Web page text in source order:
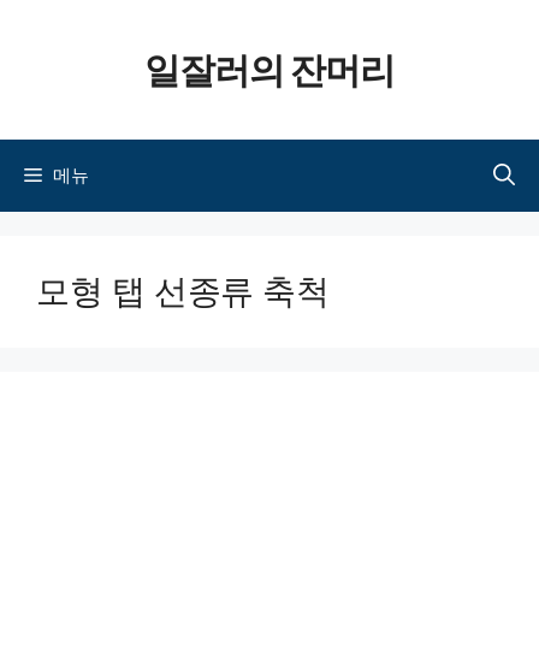
일잘러의 잔머리
메뉴
모형 탭 선종류 축척